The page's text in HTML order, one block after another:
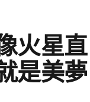
火星直
是美夢